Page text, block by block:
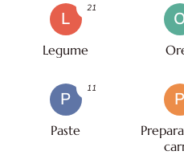
L
Legume
21
P
Paste
11
P